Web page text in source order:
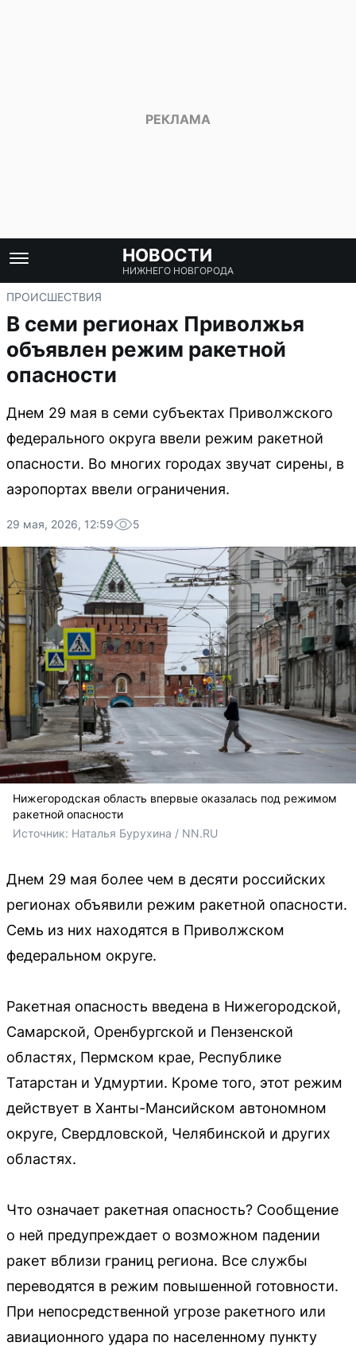
НОВОСТИ
НИЖНЕГО НОВГОРОДА
ПРОИСШЕСТВИЯ
В семи регионах Приволжья
объявлен режим ракетной
опасности
Днем 29 мая в семи субъектах Приволжского
федерального округа ввели режим ракетной
опасности. Во многих городах звучат сирены, в
аэропортах ввели ограничения.
29 мая, 2026, 12:59 5
Нижегородская область впервые оказалась под режимом
ракетной опасности
Источник: Наталья Бурухина / NN.RU
Днем 29 мая более чем в десяти российских
регионах объявили режим ракетной опасности.
Семь из них находятся в Приволжском
федеральном округе.
Ракетная опасность введена в Нижегородской,
Самарской, Оренбургской и Пензенской
областях, Пермском крае, Республике
Татарстан и Удмуртии. Кроме того, этот режим
действует в Ханты-Мансийском автономном
округе, Свердловской, Челябинской и других
областях.
Что означает ракетная опасность? Сообщение
о ней предупреждает о возможном падении
ракет вблизи границ региона. Все службы
переводятся в режим повышенной готовности.
При непосредственной угрозе ракетного или
авиационного удара по населенному пункту